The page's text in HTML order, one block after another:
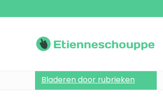
Bladeren door rubrieken